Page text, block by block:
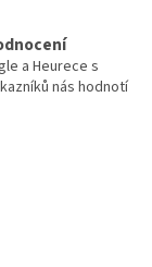
a Heurece s
nás hodnotí